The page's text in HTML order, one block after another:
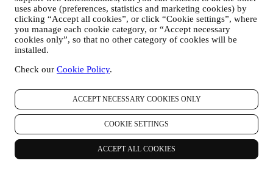
uses above (preferences, statistics and marketing cookies) by
clicking “Accept all cookies”, or click “Cookie settings”, where
you manage each cookie category, or “Accept necessary
cookies only”, so that no other category of cookies will be
installed.
Check our Cookie Policy.
ACCEPT NECESSARY COOKIES ONLY
COOKIE SETTINGS
ACCEPT ALL COOKIES
gebruik van de Website, eventuele latere hulp na de verkoop
of uw deelname aan onze wedstrijden te beheren. Mogelijk
moeten we bepaalde gegevens over u verwerken voor onze
administratieve doeleinden die verband houden met onze
contractuele relatie met u, zoals de boekhouding, facturering
en controle, verificatie van betaalkaarten, fraudescreening,
veiligheid, beveiliging, systeemtests, onderhoud en statistische
analyse. Af en toe moeten we mogelijk om administratieve of
operationele redenen contact met u opnemen. Bijvoorbeeld
om u een bevestiging van uw aankoop te sturen. We zullen
uw persoonsgegevens ook gebruiken om uw verzoeken te
kanalen worden verzonden. Deze verwerkingsactiviteit is
vereist om ons in staat te stellen onze diensten aan u te